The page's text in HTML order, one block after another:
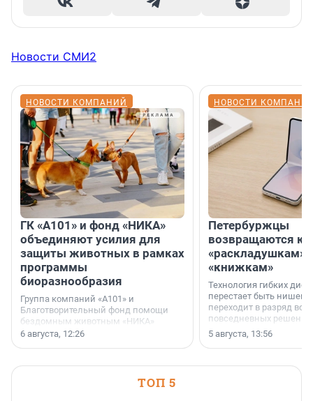
Новости СМИ2
НОВОСТИ КОМПАНИЙ
ГК «А101» и фонд «НИКА»
объединяют усилия для
защиты животных в рамках
программы
биоразнообразия
Группа компаний «А101» и
Благотворительный фонд помощи
бездомным животным «НИКА»
заключили соглашение о
6 августа, 12:26
НОВОСТИ
Петербуржцы
возвращаются к
«раскладушкам»
«книжкам»
Технология гибких
перестает быть
переходит в разряд
повседневных
5 августа, 13:56
ТОП 5